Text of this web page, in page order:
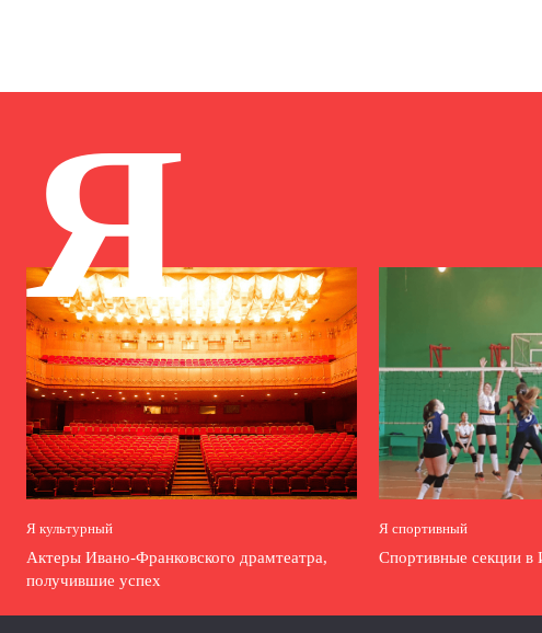
Я
Я культурный
Актеры Ивано-Франковского драмтеатра,
получившие успех
Я спортивный
Спортивные секции в